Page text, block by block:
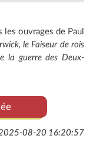
ouvrages de Paul
le Faiseur de rois
la guerre des Deux-
2025-08-20 16:20:57